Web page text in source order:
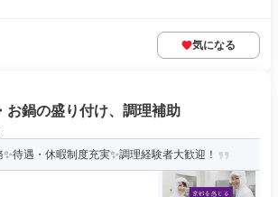
気になる
お鍋の盛り付け、調理補助
待遇・休暇制度充実✨調理経験者大歓迎！